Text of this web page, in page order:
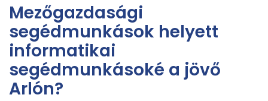
Mezőgazdasági
segédmunkások helyett
informatikai
segédmunkásoké a jövő
Arlón?